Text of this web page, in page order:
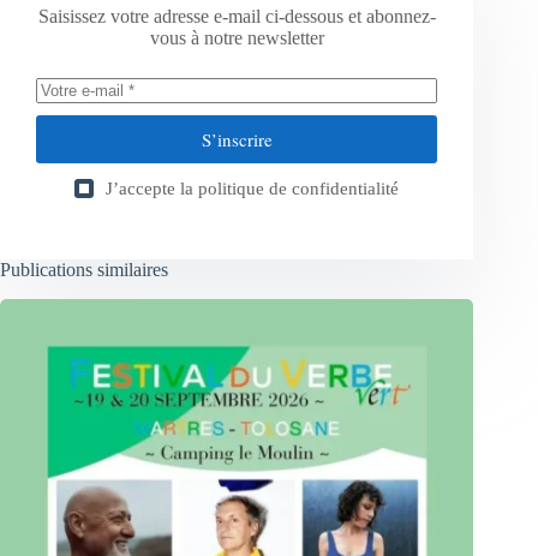
Saisissez votre adresse e-mail ci-dessous et abonnez-
vous à notre newsletter
S’inscrire
J’accepte la politique de confidentialité
Publications similaires